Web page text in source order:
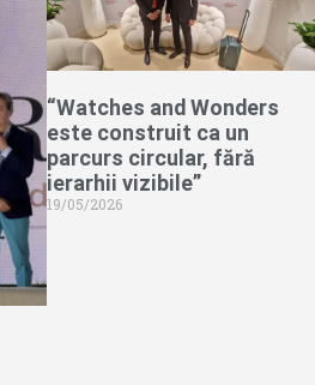
“Watches and Wonders
este construit ca un
parcurs circular, fără
ierarhii vizibile”
19/05/2026